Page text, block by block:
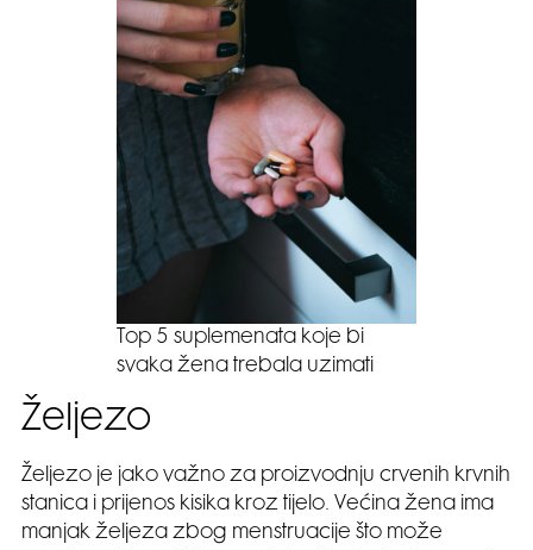
Top 5 suplemenata koje bi
svaka žena trebala uzimati
Željezo
Željezo je jako važno za proizvodnju crvenih krvnih
stanica i prijenos kisika kroz tijelo. Većina žena ima
manjak željeza zbog menstruacije što može